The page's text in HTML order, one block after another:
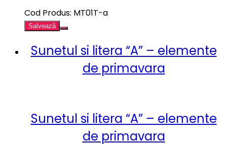
Cod Produs: MT01T-a
Salvează
Sunetul si litera “A” – elemente
de primavara
Sunetul si litera “A” – elemente
de primavara